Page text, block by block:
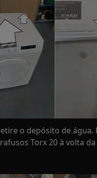
o depósito de água.
Torx 20 à volta